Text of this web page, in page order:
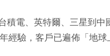
積電、英特爾、三星到
經驗，客戶已遍佈「地球